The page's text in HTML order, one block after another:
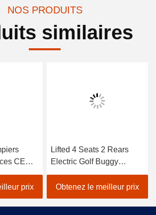
NOS PRODUITS
similaires
CE
batterie
Voiture
prix
Lifted 4 Seats 2 Rears
Electric Golf Buggy
Lithium Battery
Accessories
Customizable
Obtenez le meilleur prix